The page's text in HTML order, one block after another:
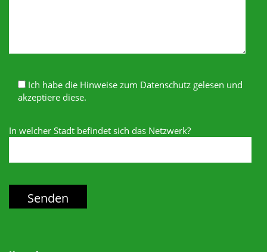
Ich habe die Hinweise zum Datenschutz gelesen und
akzeptiere diese.
In welcher Stadt befindet sich das Netzwerk?